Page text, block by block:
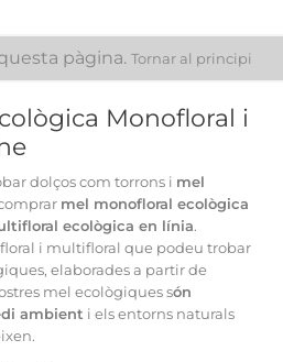
pàgina. Tornar al principi
Monofloral i
dolços com torrons i mel
mel monofloral ecològica
ecològica en línia.
i multifloral que podeu trobar
elaborades a partir de
mel ecològiques són
ambient i els entorns naturals